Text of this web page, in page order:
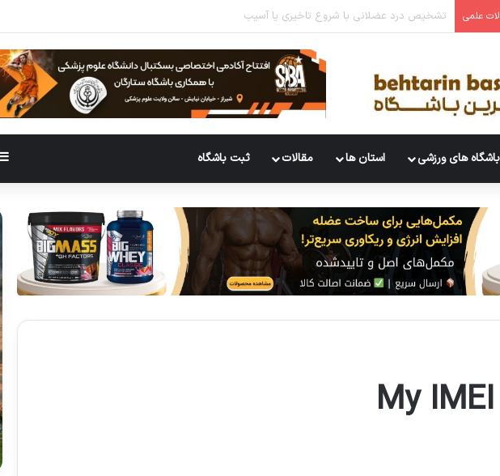
علمی چند ست برای عضله سازی باید انجام دهید؟تحقیقات پاسخ میدهند
های ورزشی استان ها مقالات ثبت باشگاه
My